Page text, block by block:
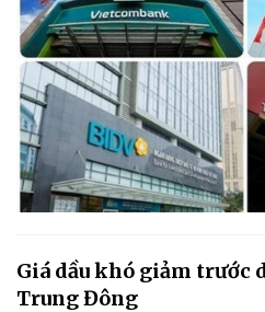
Giá dầu khó giảm trước
Trung Đông